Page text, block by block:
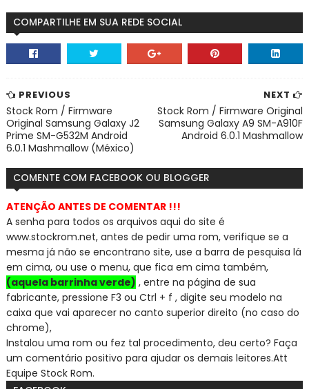
COMPARTILHE EM SUA REDE SOCIAL
NEXT
Stock Rom / Firmware Original
Samsung Galaxy A9 SM-A910F
Android 6.0.1 Mashmallow
PREVIOUS
Stock Rom / Firmware
Original Samsung Galaxy J2
Prime SM-G532M Android
6.0.1 Mashmallow (México)
COMENTE COM FACEBOOK OU BLOGGER
ATENÇÃO ANTES DE COMENTAR !!!
A senha para todos os arquivos aqui do site é
www.stockrom.net, antes de pedir uma rom, verifique se a
mesma já não se encontrano site, use a barra de pesquisa lá
em cima, ou use o menu, que fica em cima também,
(aquela barrinha verde) , entre na página de sua
fabricante, pressione F3 ou Ctrl + f , digite seu modelo na
caixa que vai aparecer no canto superior direito (no caso do
chrome),
Instalou uma rom ou fez tal procedimento, deu certo? Faça
um comentário positivo para ajudar os demais leitores.Att
Equipe Stock Rom.